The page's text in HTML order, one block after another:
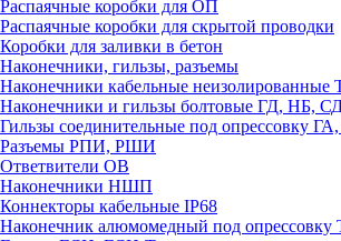
Распаячные коробки для ОП
Распаячные коробки для скрытой проводки
Коробки для заливки в бетон
Наконечники, гильзы, разъемы
Наконечники кабельные
Наконечники и гильзы болтовые ГД, НБ,
Гильзы соединительные под опрессовку
Разъемы РПИ, РШИ
Ответвители ОВ
Наконечники НШП
Коннекторы кабельные IP68
Наконечник алюмомедный под